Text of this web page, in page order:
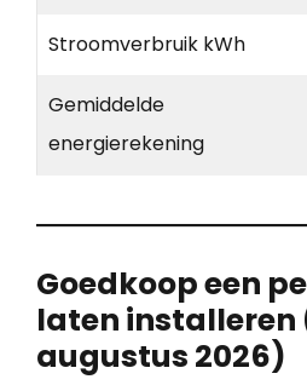
Stroomverbruik kWh
Gemiddelde
energierekening
Goedkoop een
laten installeren
augustus 2026)